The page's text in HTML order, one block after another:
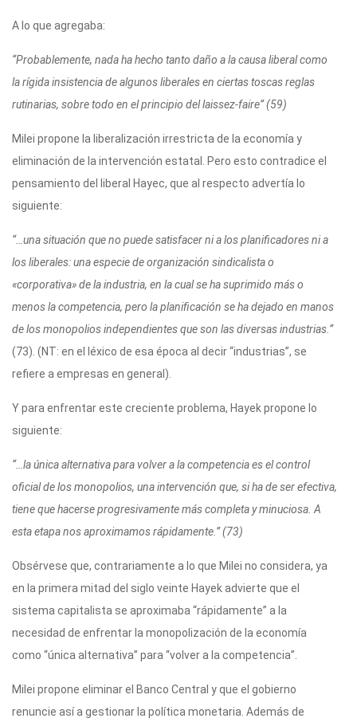
A lo que agregaba:
“Probablemente, nada ha hecho tanto daño a la causa liberal como
la rígida insistencia de algunos liberales en ciertas toscas reglas
rutinarias, sobre todo en el principio del laissez-faire” (59)
Milei propone la liberalización irrestricta de la economía y
eliminación de la intervención estatal. Pero esto contradice el
pensamiento del liberal Hayec, que al respecto advertía lo
siguiente:
“…una situación que no puede satisfacer ni a los planificadores ni a
los liberales: una especie de organización sindicalista o
«corporativa» de la industria, en la cual se ha suprimido más o
menos la competencia, pero la planificación se ha dejado en manos
de los monopolios independientes que son las diversas industrias.”
(73). (NT: en el léxico de esa época al decir “industrias”, se
refiere a empresas en general).
Y para enfrentar este creciente problema, Hayek propone lo
siguiente:
“…la única alternativa para volver a la competencia es el control
oficial de los monopolios, una intervención que, si ha de ser efectiva,
tiene que hacerse progresivamente más completa y minuciosa. A
esta etapa nos aproximamos rápidamente.” (73)
Obsérvese que, contrariamente a lo que Milei no considera, ya
en la primera mitad del siglo veinte Hayek advierte que el
sistema capitalista se aproximaba “rápidamente” a la
necesidad de enfrentar la monopolización de la economía
como “única alternativa” para “volver a la competencia”.
Milei propone eliminar el Banco Central y que el gobierno
renuncie así a gestionar la política monetaria. Además de